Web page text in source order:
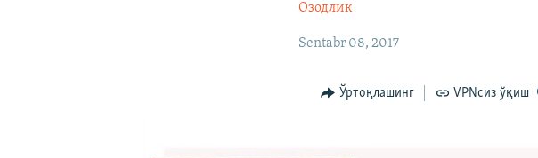
Озодлик
Sentabr 08, 2017
Ўртоқлашинг VPNсиз ўқиш